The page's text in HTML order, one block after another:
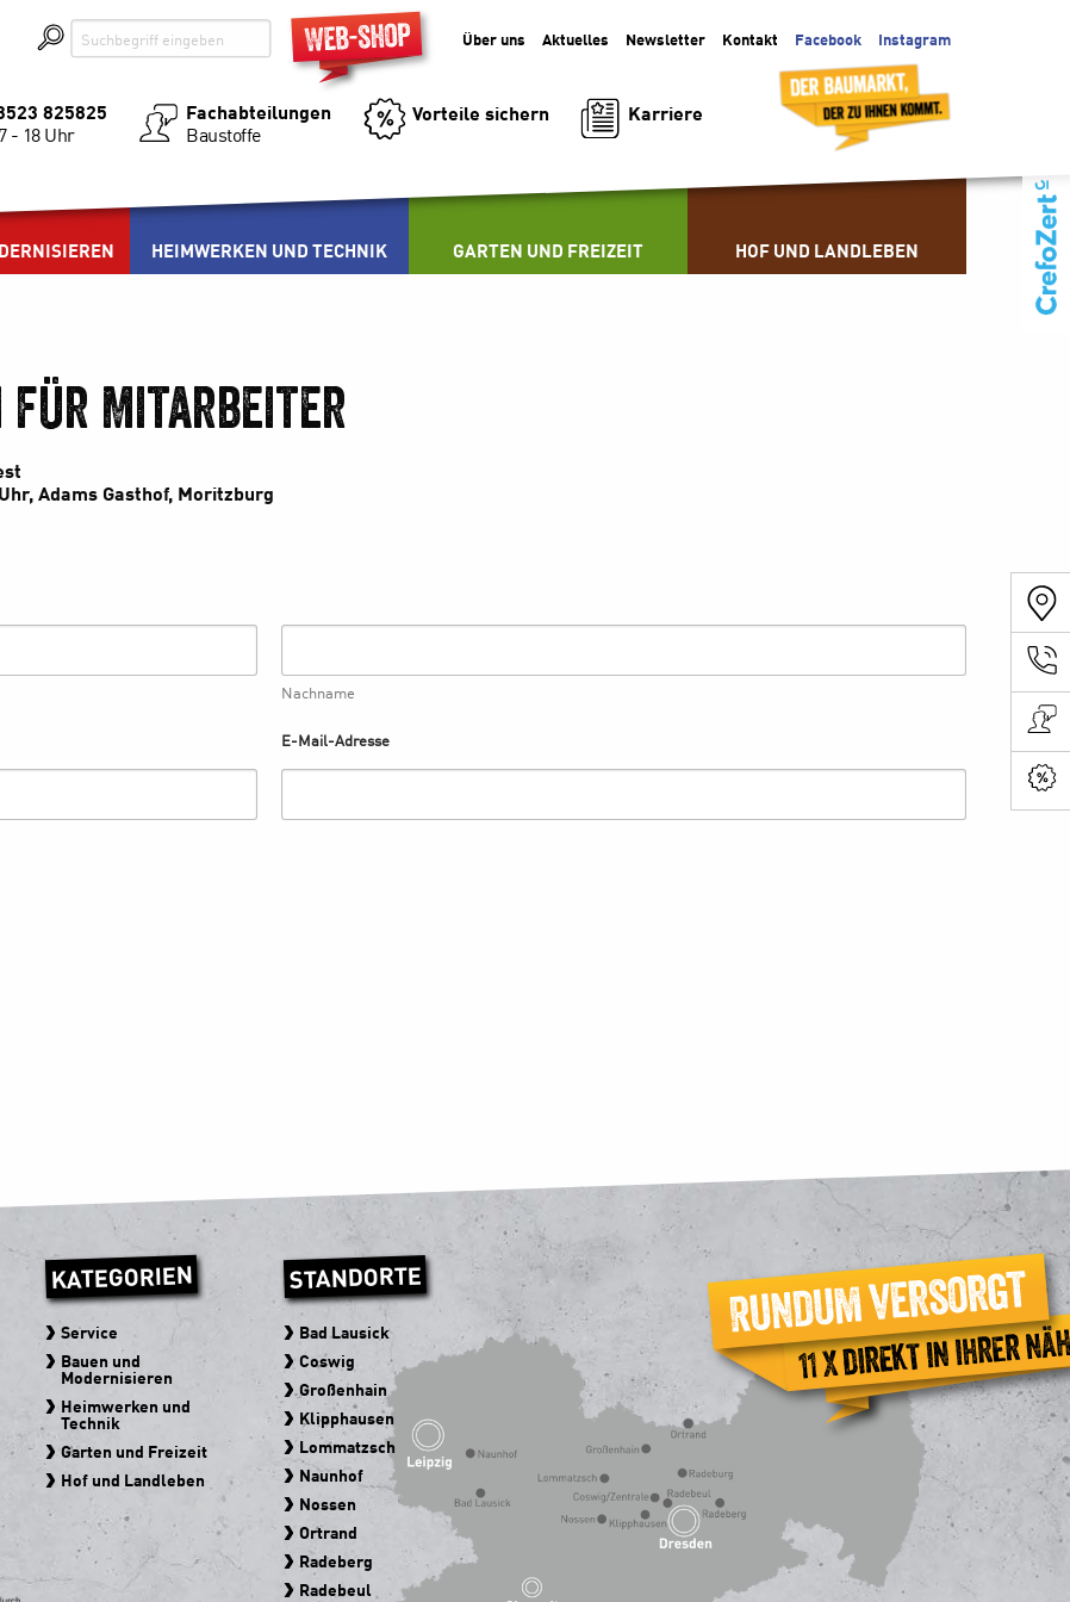
Über uns Aktuelles Newsletter Kontakt Facebook Instagram
825825
- 18 Uhr
Fachabteilungen
Baustoffe
Vorteile sichern Karriere
HEIMWERKEN UND TECHNIK GARTEN UND FREIZEIT HOF UND LANDLEBEN
für Mitarbeiter
Adams Gasthof, Moritzburg
Nachname
E-Mail-Adresse
KATEGORIEN
Service
Bauen und
Modernisieren
Heimwerken und
Technik
Garten und Freizeit
Hof und Landleben
STANDORTE
Bad Lausick
Coswig
Großenhain
Klipphausen
Lommatzsch
Naunhof
Nossen
Ortrand
Radeberg
Radebeul